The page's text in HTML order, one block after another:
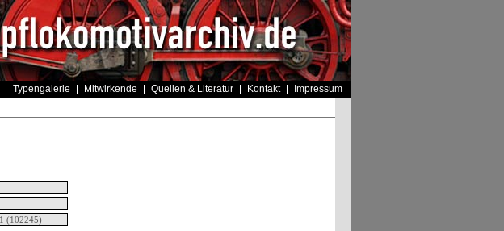
Typengalerie Mitwirkende Quellen & Literatur Kontakt Impressum